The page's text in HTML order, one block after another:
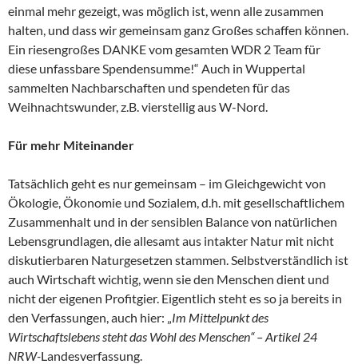
einmal mehr gezeigt, was möglich ist, wenn alle zusammen
halten, und dass wir gemeinsam ganz Großes schaffen können.
Ein riesengroßes DANKE vom gesamten WDR 2 Team für
diese unfassbare Spendensumme!“ Auch in Wuppertal
sammelten Nachbarschaften und spendeten für das
Weihnachtswunder, z.B. vierstellig aus W-Nord.
Für mehr Miteinander
Tatsächlich geht es nur gemeinsam – im Gleichgewicht von
Ökologie, Ökonomie und Sozialem, d.h. mit gesellschaftlichem
Zusammenhalt und in der sensiblen Balance von natürlichen
Lebensgrundlagen, die allesamt aus intakter Natur mit nicht
diskutierbaren Naturgesetzen stammen. Selbstverständlich ist
auch Wirtschaft wichtig, wenn sie den Menschen dient und
nicht der eigenen Profitgier. Eigentlich steht es so ja bereits in
den Verfassungen, auch hier: „ Im Mittelpunkt des
Wirtschaftslebens steht das Wohl des Menschen“ – Artikel 24
NRW-Landesverfassung.